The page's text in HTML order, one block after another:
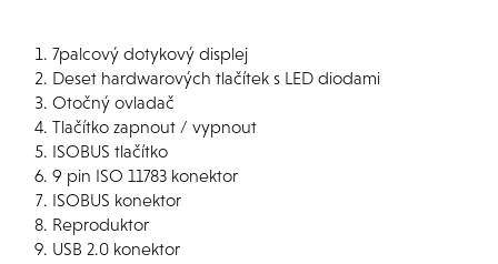
7palcový dotykový displej
Deset hardwarových tlačítek s LED diodami
Otočný ovladač
Tlačítko zapnout / vypnout
ISOBUS tlačítko
9 pin ISO 11783 konektor
ISOBUS konektor
Reproduktor
USB 2.0 konektor